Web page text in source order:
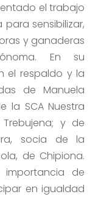
el trabajo
para sensibilizar,
y ganaderas
En su
el respaldo y la
de Manuela
la SCA Nuestra
y de
socia de la
de Chipiona.
de
en igualdad